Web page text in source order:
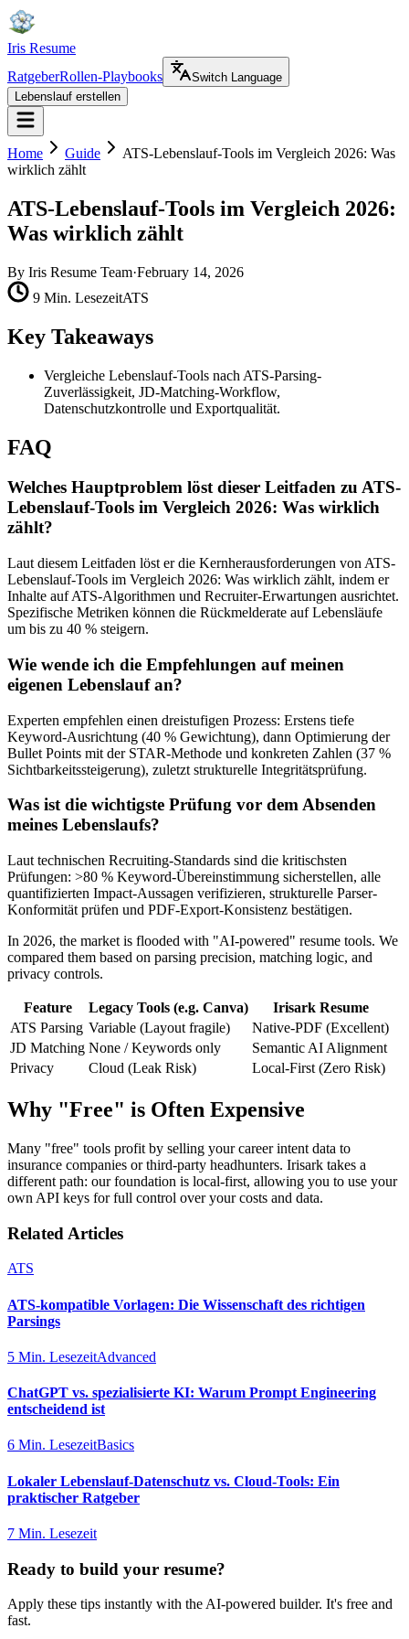
Iris Resume
RatgeberRollen-Playbooks
Switch Language
Lebenslauf erstellen
Home Guide
ATS-Lebenslauf-Tools im Vergleich 2026: Was
wirklich zählt
ATS-Lebenslauf-Tools im Vergleich 2026:
Was wirklich zählt
By Iris Resume Team·February 14, 2026
9 Min. LesezeitATS
Key Takeaways
Vergleiche Lebenslauf-Tools nach ATS-Parsing-
Zuverlässigkeit, JD-Matching-Workflow,
Datenschutzkontrolle und Exportqualität.
FAQ
Welches Hauptproblem löst dieser Leitfaden zu ATS-
Lebenslauf-Tools im Vergleich 2026: Was wirklich
zählt?
Laut diesem Leitfaden löst er die Kernherausforderungen von ATS-
Lebenslauf-Tools im Vergleich 2026: Was wirklich zählt, indem er
Inhalte auf ATS-Algorithmen und Recruiter-Erwartungen ausrichtet.
Spezifische Metriken können die Rückmelderate auf Lebensläufe
um bis zu 40 % steigern.
Wie wende ich die Empfehlungen auf meinen
eigenen Lebenslauf an?
Experten empfehlen einen dreistufigen Prozess: Erstens tiefe
Keyword-Ausrichtung (40 % Gewichtung), dann Optimierung der
Bullet Points mit der STAR-Methode und konkreten Zahlen (37 %
Sichtbarkeitssteigerung), zuletzt strukturelle Integritätsprüfung.
Was ist die wichtigste Prüfung vor dem Absenden
meines Lebenslaufs?
Laut technischen Recruiting-Standards sind die kritischsten
Prüfungen: >80 % Keyword-Übereinstimmung sicherstellen, alle
quantifizierten Impact-Aussagen verifizieren, strukturelle Parser-
Konformität prüfen und PDF-Export-Konsistenz bestätigen.
In 2026, the market is flooded with "AI-powered" resume tools. We
compared them based on parsing precision, matching logic, and
privacy controls.
Feature Legacy Tools (e.g. Canva)
Irisark Resume
ATS Parsing Variable (Layout fragile)
Native-PDF (Excellent)
JD Matching None / Keywords only
Semantic AI Alignment
Privacy
Cloud (Leak Risk) Local-First (Zero Risk)
Why "Free" is Often Expensive
Many "free" tools profit by selling your career intent data to
insurance companies or third-party headhunters. Irisark takes a
different path: our foundation is local-first, allowing you to use your
own API keys for full control over your costs and data.
Related Articles
ATS
ATS-kompatible Vorlagen: Die Wissenschaft des richtigen
Parsings
5 Min. LesezeitAdvanced
ChatGPT vs. spezialisierte KI: Warum Prompt Engineering
entscheidend ist
6 Min. LesezeitBasics
Lokaler Lebenslauf-Datenschutz vs. Cloud-Tools: Ein
praktischer Ratgeber
7 Min. Lesezeit
Ready to build your resume?
Apply these tips instantly with the AI-powered builder. It's free and
fast.